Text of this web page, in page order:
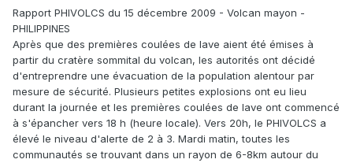
Rapport PHIVOLCS du 15 décembre 2009 - Volcan mayon -
PHILIPPINES
Après que des premières coulées de lave aient été émises à
partir du cratère sommital du volcan, les autorités ont décidé
d'entreprendre une évacuation de la population alentour par
mesure de sécurité. Plusieurs petites explosions ont eu lieu
durant la journée et les premières coulées de lave ont commencé
à s'épancher vers 18 h (heure locale). Vers 20h, le PHIVOLCS a
élevé le niveau d'alerte de 2 à 3. Mardi matin, toutes les
communautés se trouvant dans un rayon de 6-8km autour du